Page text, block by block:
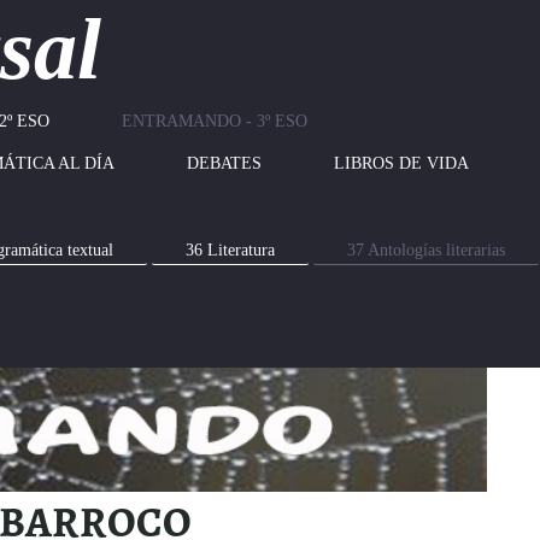
ESO ENTRAMANDO - 3º ESO
AL DÍA DEBATES LIBROS DE VIDA
textual 36 Literatura 37 Antologías literarias